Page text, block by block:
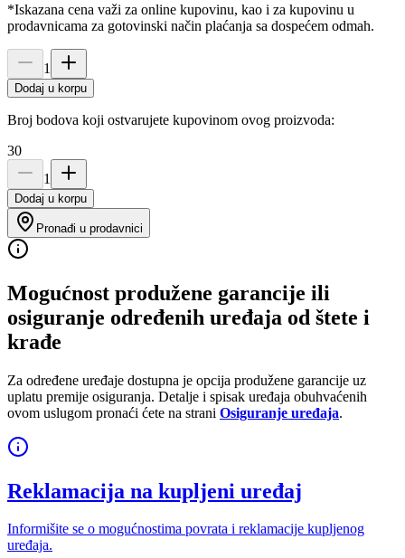
*Iskazana cena važi za online kupovinu, kao i za kupovinu u
prodavnicama za gotovinski način plaćanja sa dospećem odmah.
1
Dodaj u korpu
Broj bodova koji ostvarujete kupovinom ovog proizvoda:
30
1
Dodaj u korpu
Pronađi u prodavnici
Mogućnost produžene garancije ili
osiguranje određenih uređaja od štete i
krađe
Za određene uređaje dostupna je opcija produžene garancije uz
uplatu premije osiguranja. Detalje i spisak uređaja obuhvaćenih
ovom uslugom pronaći ćete na strani Osiguranje uređaja.
Reklamacija na kupljeni uređaj
Informišite se o mogućnostima povrata i reklamacije kupljenog
uređaja.